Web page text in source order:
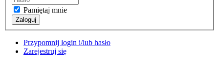
Pamiętaj mnie
Zaloguj
Przypomnij login i/lub hasło
Zarejestruj się